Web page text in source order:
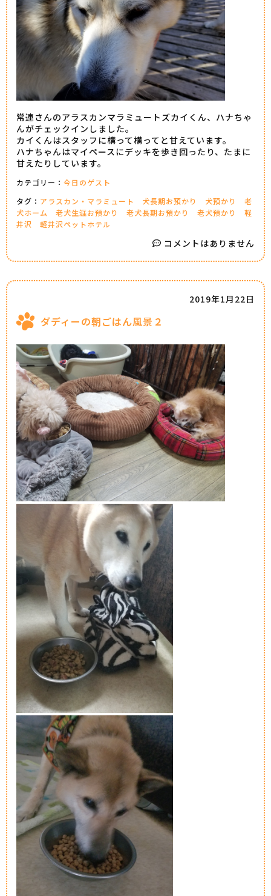
常連さんのアラスカンマラミュートズカイくん、ハナちゃ
んがチェックインしました。
カイくんはスタッフに構って構ってと甘えています。
ハナちゃんはマイペースにデッキを歩き回ったり、たまに
甘えたりしています。
カテゴリー： 今日のゲスト
タグ： アラスカン・マラミュート 犬長期お預かり 犬預かり
老
犬ホーム
老犬生涯お預かり 老犬長期お預かり 老犬預かり
軽
井沢
軽井沢ペットホテル
コメントはありません
ダディーの朝ごはん風景２
2019年1月22日